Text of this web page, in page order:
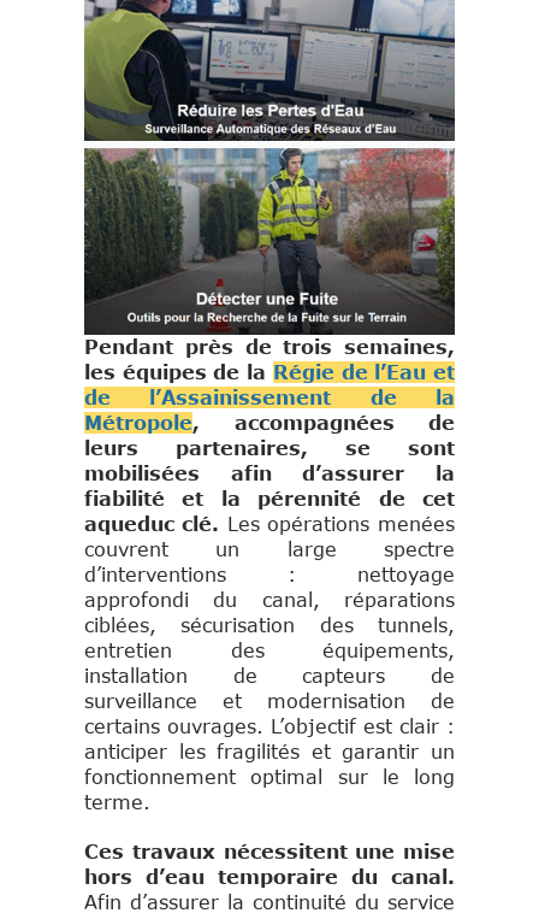
Pendant près de trois semaines,
les équipes de la Régie de l’Eau et
de l’Assainissement de la
Métropole, accompagnées de
leurs partenaires, se sont
mobilisées afin d’assurer la
fiabilité et la pérennité de cet
aqueduc clé. Les opérations menées
couvrent un large spectre
d’interventions : nettoyage
approfondi du canal, réparations
ciblées, sécurisation des tunnels,
entretien des équipements,
installation de capteurs de
surveillance et modernisation de
certains ouvrages. L’objectif est clair :
anticiper les fragilités et garantir un
fonctionnement optimal sur le long
terme.
Ces travaux nécessitent une mise
hors d’eau temporaire du canal.
Afin d’assurer la continuité du service